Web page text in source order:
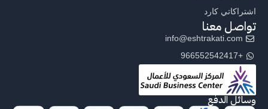
اشتراكاتي كارد
تواصل معنا
info@eshtrakati.com
+966552542417
وسائل الدفع